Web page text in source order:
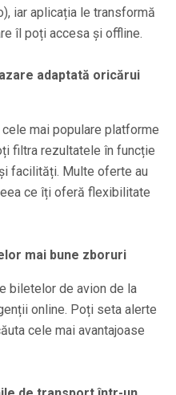
iar aplicația le transformă
îl poți accesa și offline.
adaptată oricărui
mai populare platforme
filtra rezultatele în funcție
facilități. Multe oferte au
ce îți oferă flexibilitate
mai bune zboruri
biletelor de avion de la
online. Poți seta alerte
cele mai avantajoase